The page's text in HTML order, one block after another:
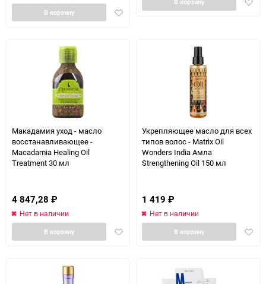
Добавить
В корзину
Макадамия уход - масло
восстанавливающее -
Macadamia Healing Oil
Treatment 30 мл
4 847,28 ₽
Нет в наличии
Добавить
В корзину
Укрепляющее масло для всех
типов волос - Matrix Oil
Wonders India Aмлa
Strengthening Oil 150 мл
1 419 ₽
Нет в наличии
В корзину